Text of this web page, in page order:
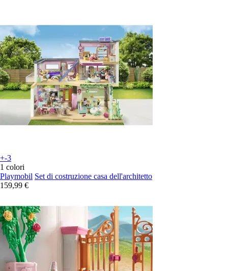
+-3
1 colori
Playmobil Set di costruzione casa dell'architetto
159,99 €